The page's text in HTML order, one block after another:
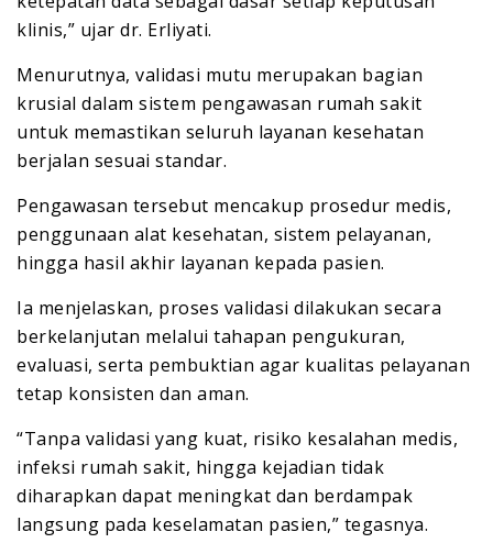
klinis,” ujar dr. Erliyati.
Menurutnya, validasi mutu merupakan bagian
krusial dalam sistem pengawasan rumah sakit
untuk memastikan seluruh layanan kesehatan
berjalan sesuai standar.
Pengawasan tersebut mencakup prosedur medis,
penggunaan alat kesehatan, sistem pelayanan,
hingga hasil akhir layanan kepada pasien.
Ia menjelaskan, proses validasi dilakukan secara
berkelanjutan melalui tahapan pengukuran,
evaluasi, serta pembuktian agar kualitas pelayanan
tetap konsisten dan aman.
“Tanpa validasi yang kuat, risiko kesalahan medis,
infeksi rumah sakit, hingga kejadian tidak
diharapkan dapat meningkat dan berdampak
langsung pada keselamatan pasien,” tegasnya.